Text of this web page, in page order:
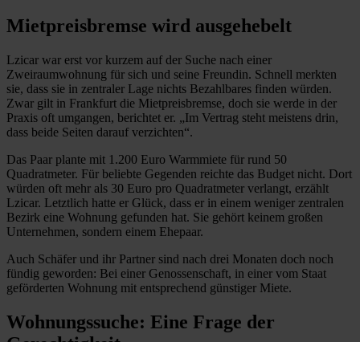
Mietpreisbremse wird ausgehebelt
Lzicar war erst vor kurzem auf der Suche nach einer
Zweiraumwohnung für sich und seine Freundin. Schnell merkten
sie, dass sie in zentraler Lage nichts Bezahlbares finden würden.
Zwar gilt in Frankfurt die Mietpreisbremse, doch sie werde in der
Praxis oft umgangen, berichtet er. „Im Vertrag steht meistens drin,
dass beide Seiten darauf verzichten“.
Das Paar plante mit 1.200 Euro Warmmiete für rund 50
Quadratmeter. Für beliebte Gegenden reichte das Budget nicht. Dort
würden oft mehr als 30 Euro pro Quadratmeter verlangt, erzählt
Lzicar. Letztlich hatte er Glück, dass er in einem weniger zentralen
Bezirk eine Wohnung gefunden hat. Sie gehört keinem großen
Unternehmen, sondern einem Ehepaar.
Auch Schäfer und ihr Partner sind nach drei Monaten doch noch
fündig geworden: Bei einer Genossenschaft, in einer vom Staat
geförderten Wohnung mit entsprechend günstiger Miete.
Wohnungssuche: Eine Frage der